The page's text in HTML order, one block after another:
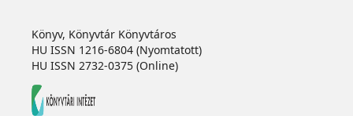
Könyv, Könyvtár Könyvtáros
HU ISSN 1216-6804 (Nyomtatott)
HU ISSN 2732-0375 (Online)